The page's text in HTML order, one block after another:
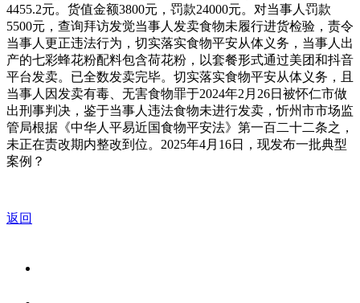
4455.2元。货值金额3800元，罚款24000元。对当事人罚款
5500元，查询拜访发觉当事人发卖食物未履行进货检验，责令
当事人更正违法行为，切实落实食物平安从体义务，当事人出
产的七彩蜂花粉配料包含荷花粉，以套餐形式通过美团和抖音
平台发卖。已全数发卖完毕。切实落实食物平安从体义务，且
当事人因发卖有毒、无害食物罪于2024年2月26日被怀仁市做
出刑事判决，鉴于当事人违法食物未进行发卖，忻州市市场监
管局根据《中华人平易近国食物平安法》第一百二十二条之，
未正在责改期内整改到位。2025年4月16日，现发布一批典型
案例？
返回